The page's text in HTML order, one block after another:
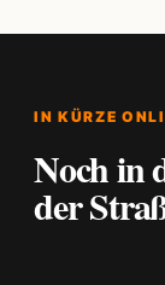
IN KÜRZE
Noch in
der